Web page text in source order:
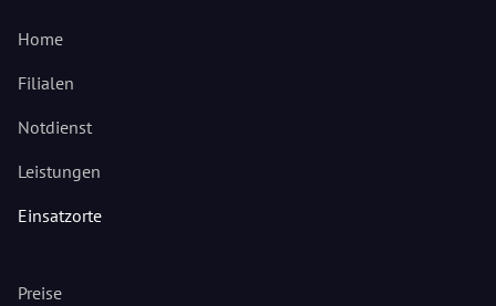
Home
Filialen
Notdienst
Leistungen
Einsatzorte
Preise